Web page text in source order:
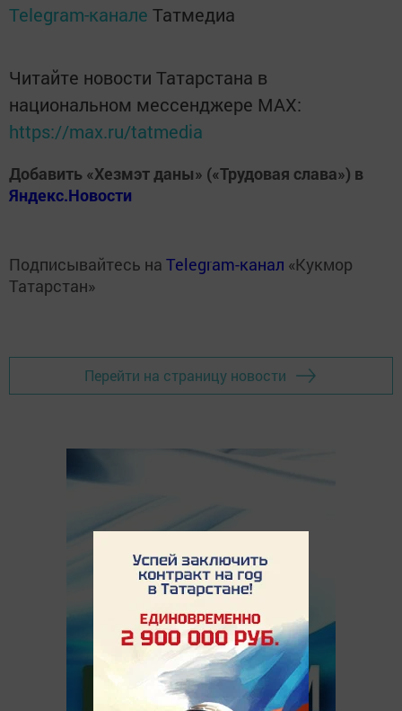
Telegram-канале Татмедиа
Читайте новости Татарстана в
национальном мессенджере MАХ:
https://max.ru/tatmedia
Добавить «Хезмэт даны» («Трудовая слава») в
Яндекс.Новости
Подписывайтесь на Telegram-канал «Кукмор
Татарстан»
Перейти на страницу новости